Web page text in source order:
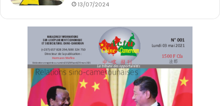
13/07/2024